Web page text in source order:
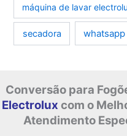
máquina de lavar
secadora whatsapp
Conversão para
Electrolux com o
Atendimento